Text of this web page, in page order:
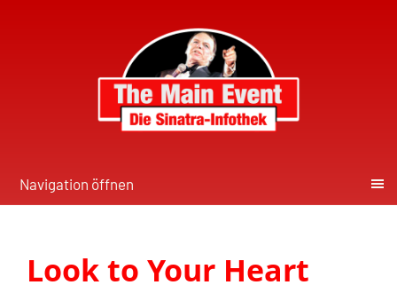
Navigation öffnen
Look to Your Heart